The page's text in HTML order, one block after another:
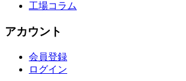
工場コラム
アカウント
会員登録
ログイン